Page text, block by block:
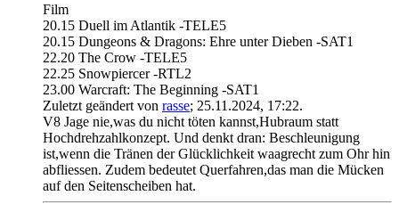
Film
20.15 Duell im Atlantik -TELE5
20.15 Dungeons & Dragons: Ehre unter Dieben -SAT1
22.20 The Crow -TELE5
22.25 Snowpiercer -RTL2
23.00 Warcraft: The Beginning -SAT1
Zuletzt geändert von rasse; 25.11.2024, 17:22.
V8 Jage nie,was du nicht töten kannst,Hubraum statt
Hochdrehzahlkonzept. Und denkt dran: Beschleunigung
ist,wenn die Tränen der Glücklichkeit waagrecht zum Ohr hin
abfliessen. Zudem bedeutet Querfahren,das man die Mücken
auf den Seitenscheiben hat.